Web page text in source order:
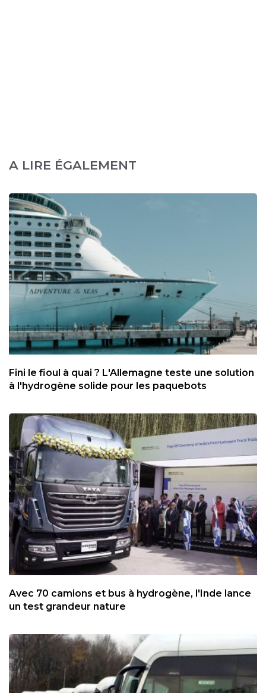
A LIRE ÉGALEMENT
Fini le fioul à quai ? L'Allemagne teste une solution
à l'hydrogène solide pour les paquebots
Avec 70 camions et bus à hydrogène, l'Inde lance
un test grandeur nature